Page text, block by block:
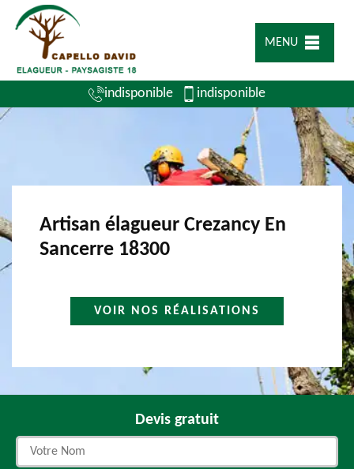
MENU
indisponible indisponible
Artisan élagueur Crezancy En
Sancerre 18300
VOIR NOS RÉALISATIONS
Devis gratuit